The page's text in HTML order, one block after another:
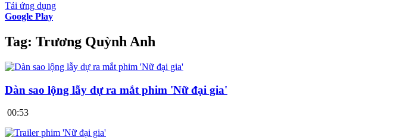
Tải ứng dụng
Google Play
Tag: Trương Quỳnh Anh
Dàn sao lộng lẫy dự ra mắt phim 'Nữ đại gia'
00:53